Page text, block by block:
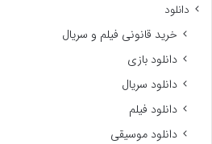
دانلود
خرید قانونی فیلم و سریال
دانلود بازی
دانلود سریال
دانلود فیلم
دانلود موسیقی